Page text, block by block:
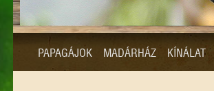
PAPAGÁJOK MADÁRHÁZ KÍNÁLAT